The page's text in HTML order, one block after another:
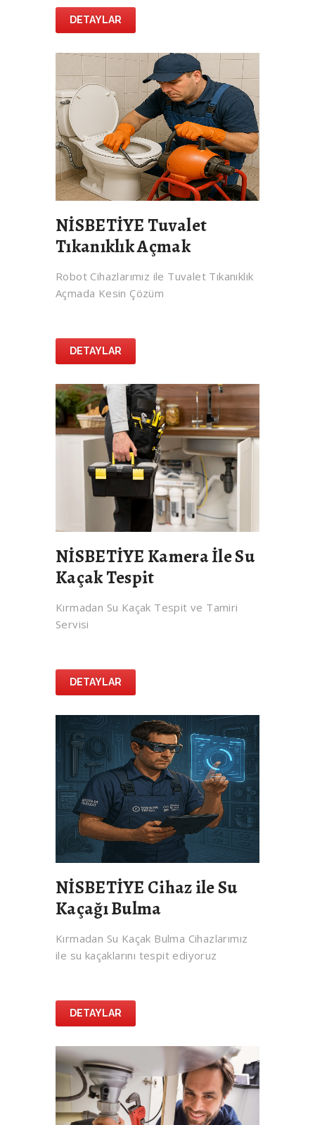
DETAYLAR
NİSBETİYE Tuvalet
Tıkanıklık Açmak
Robot Cihazlarımız ile Tuvalet Tıkanıklık
Açmada Kesin Çözüm
DETAYLAR
NİSBETİYE Kamera İle Su
Kaçak Tespit
Kırmadan Su Kaçak Tespit ve Tamiri
Servisi
DETAYLAR
NİSBETİYE Cihaz ile Su
Kaçağı Bulma
Kırmadan Su Kaçak Bulma Cihazlarımız
ile su kaçaklarını tespit ediyoruz
DETAYLAR